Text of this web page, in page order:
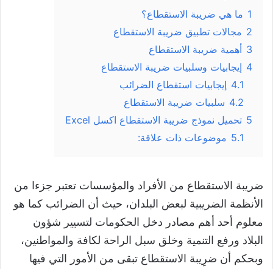
1 ما هي ضريبة الاستقطاع؟
2 مجالات تطبيق ضريبة الاستقطاع
3 أهمية ضريبة الاستقطاع
4 إيجابيات وسلبيات ضريبة الاستقطاع
4.1 إيجابيات استقطاع الضرائب
4.2 سلبيات ضريبة الاستقطاع
5 تحميل نموذج ضريبة الاستقطاع اكسل Excel
5.1 موضوعات ذات علاقة:
ضريبة الاستقطاع من الأفراد والمؤسسات تعتبر جزءا من
الأنظمة الضريبية لبعض البلدان، حيث أن الضرائب كما هو
معلوم أحد أهم مصادر دخل الحكومات لتسيير شؤون
البلاد ورفع التنمية وخلق سبل الراحة لكافة والمواطنين،
وبحكم أن ضرِيبة الاستقطاع تبقى من الأمور التي فيها